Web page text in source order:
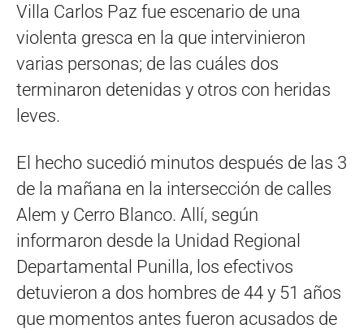
Villa Carlos Paz fue escenario de una
violenta gresca en la que intervinieron
varias personas; de las cuáles dos
terminaron detenidas y otros con heridas
leves.
El hecho sucedió minutos después de las 3
de la mañana en la intersección de calles
Alem y Cerro Blanco. Allí, según
informaron desde la Unidad Regional
Departamental Punilla, los efectivos
detuvieron a dos hombres de 44 y 51 años
que momentos antes fueron acusados de